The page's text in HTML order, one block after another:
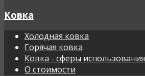
Ковка
Холодная ковка
Горячая ковка
Ковка - сферы использования
О стоимости